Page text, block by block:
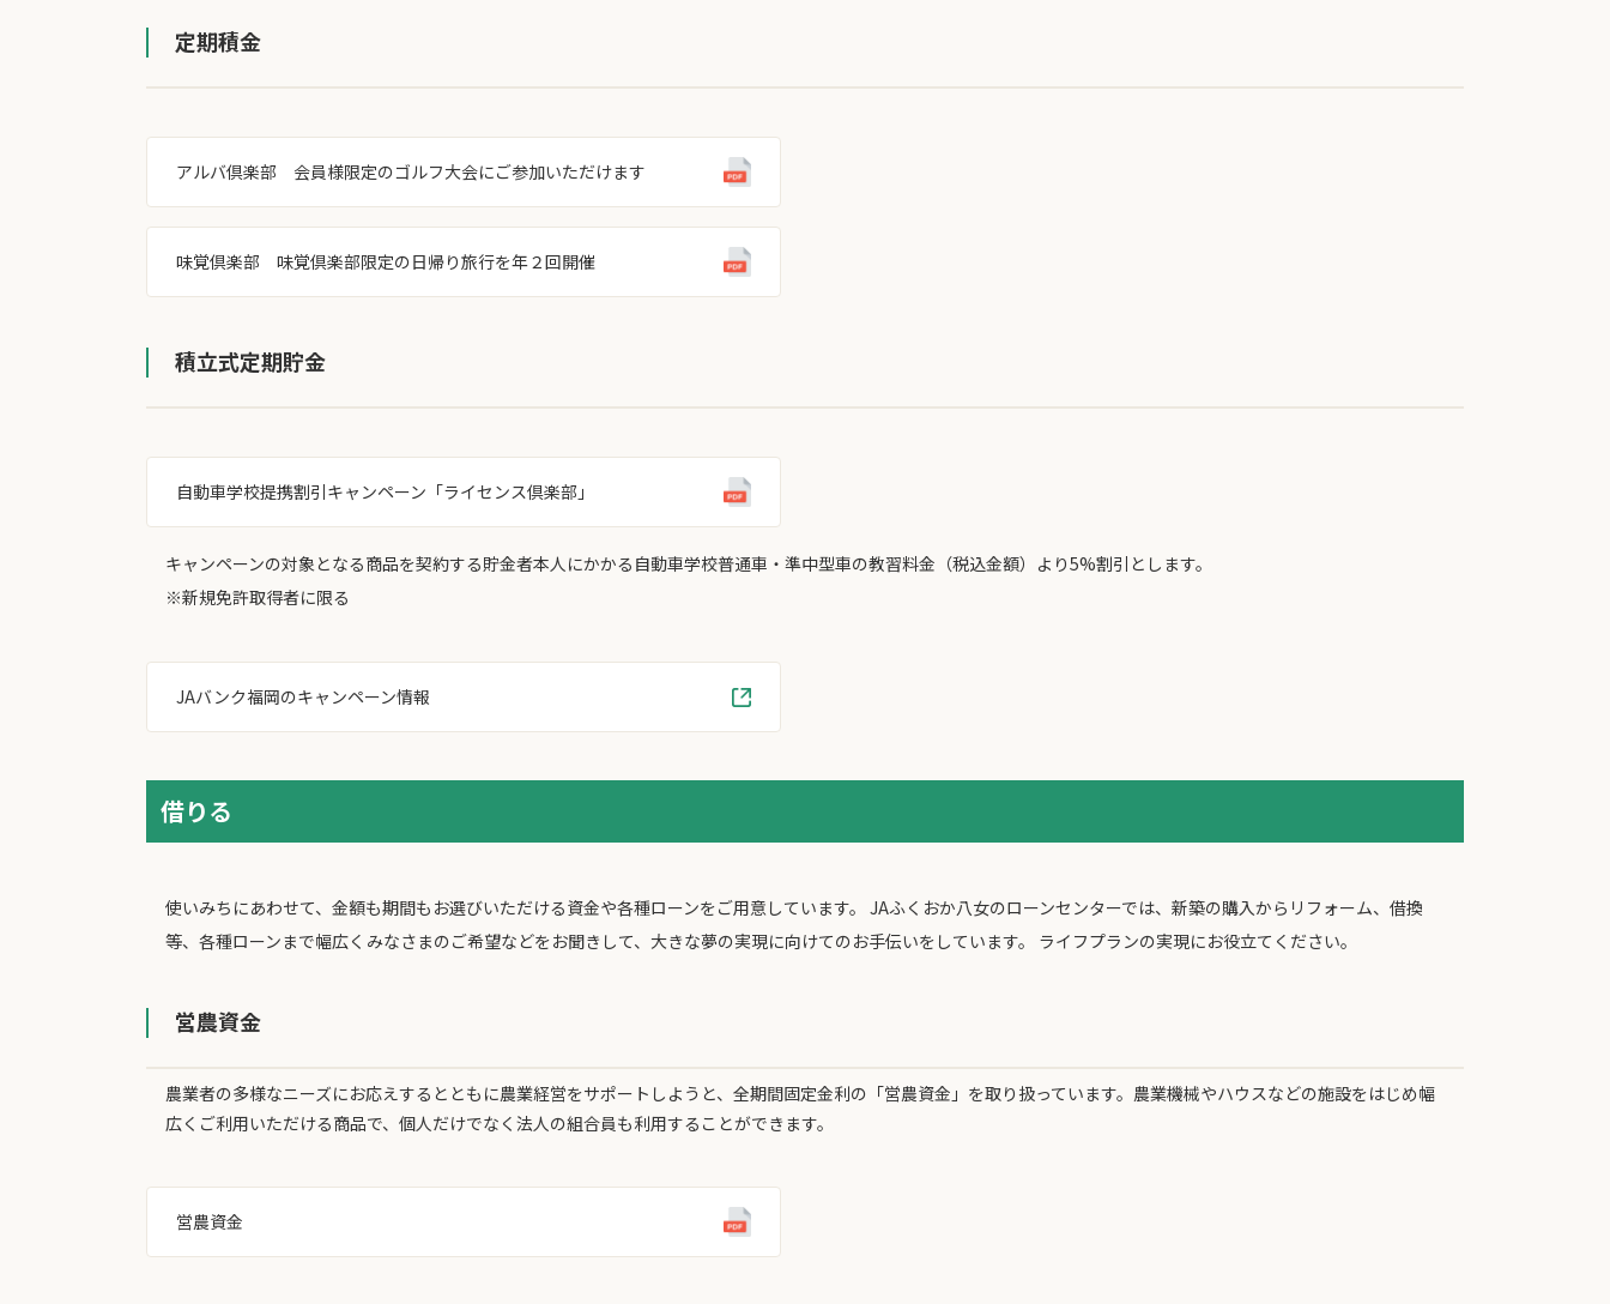
定期積金
アルバ倶楽部 会員様限定のゴルフ大会にご参加いただけます
味覚倶楽部 味覚倶楽部限定の日帰り旅行を年２回開催
積立式定期貯金
自動車学校提携割引キャンペーン「ライセンス倶楽部」
キャンペーンの対象となる商品を契約する貯金者本人にかかる自動車学校普通車・準中型車の教習料金（税込金額）より5%割引とします。
※新規免許取得者に限る
JAバンク福岡のキャンペーン情報
借りる
使いみちにあわせて、金額も期間もお選びいただける資金や各種ローンをご用意しています。 JAふくおか八女のローンセンターでは、新築の購入からリフォーム、借換
等、各種ローンまで幅広くみなさまのご希望などをお聞きして、大きな夢の実現に向けてのお手伝いをしています。 ライフプランの実現にお役立てください。
営農資金
農業者の多様なニーズにお応えするとともに農業経営をサポートしようと、全期間固定金利の「営農資金」を取り扱っています。農業機械やハウスなどの施設をはじめ幅
広くご利用いただける商品で、個人だけでなく法人の組合員も利用することができます。
営農資金